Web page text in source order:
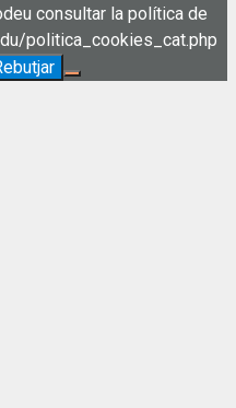
consultar la política de
politica_cookies_cat.php